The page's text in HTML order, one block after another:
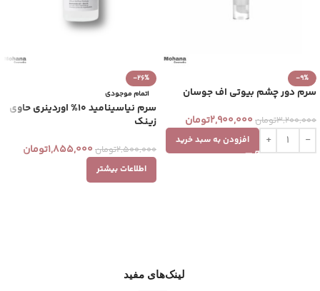
-9%
سرم دور چشم بیوتی اف جوسان
3,200,000تومان 2,900,000تومان
افزودن به سبد خرید
-26%
اتمام موجودی
سرم نیاسینامید 10% اوردینری حاوی
زینک
2,500,000تومان 1,855,000تومان
اطلاعات بیشتر
لینک‌های مفید